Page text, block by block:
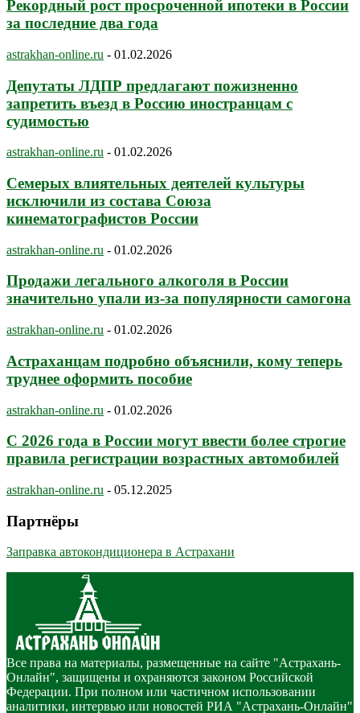
Рекордный рост просроченной ипотеки в России
за последние два года
astrakhan-online.ru - 01.02.2026
Депутаты ЛДПР предлагают пожизненно
запретить въезд в Россию иностранцам с
судимостью
astrakhan-online.ru - 01.02.2026
Семерых влиятельных деятелей культуры
исключили из состава Союза
кинематографистов России
astrakhan-online.ru - 01.02.2026
Продажи легального алкоголя в России
значительно упали из-за популярности самогона
astrakhan-online.ru - 01.02.2026
Астраханцам подробно объяснили, кому теперь
труднее оформить пособие
astrakhan-online.ru - 01.02.2026
С 2026 года в России могут ввести более строгие
правила регистрации возрастных автомобилей
astrakhan-online.ru - 05.12.2025
Партнёры
Заправка автокондиционера в Астрахани
Все права на материалы, размещенные на сайте "Астрахань-
Онлайн", защищены и охраняются законом Российской
Федерации. При полном или частичном использовании
аналитики, интервью или новостей РИА "Астрахань-Онлайн"